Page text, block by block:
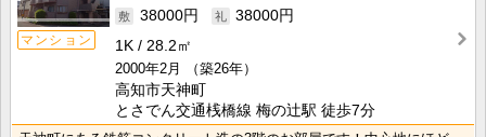
マンション
38000円
38000円
1K
28.2㎡
2000年2月
（築26年）
高知市天神町
とさでん交通桟橋線 梅の辻駅 徒歩7分